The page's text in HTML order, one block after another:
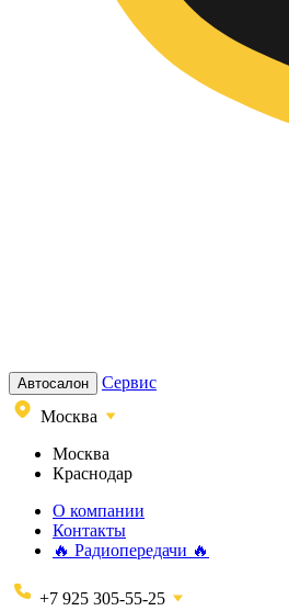
Автосалон
Сервис
Москва
Москва
Краснодар
О компании
Контакты
🔥 Радиопередачи 🔥
+7 925 305-55-25